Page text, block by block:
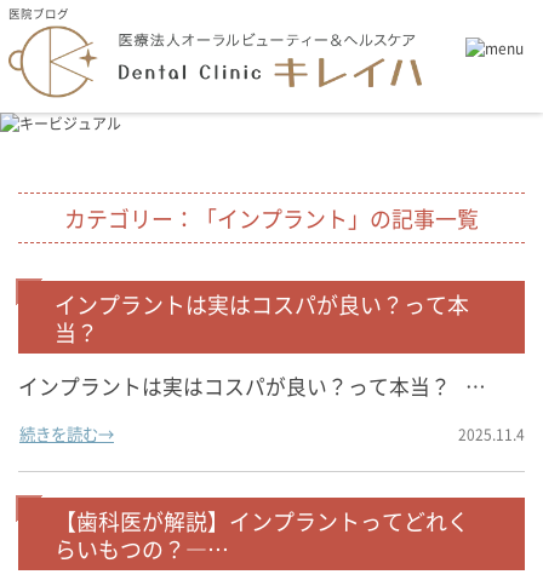
医院ブログ
カテゴリー：「インプラント」の記事一覧
インプラントは実はコスパが良い？って本
当？
インプラントは実はコスパが良い？って本当？ …
続きを読む→ 2025.11.4
【歯科医が解説】インプラントってどれく
らいもつの？―…